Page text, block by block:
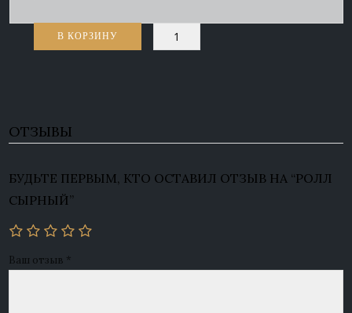
Количество
товара
Ролл
В КОРЗИНУ
ОТЗЫВЫ
БУДЬТЕ ПЕРВЫМ, КТО ОСТАВИЛ ОТЗЫВ НА “РОЛЛ
СЫРНЫЙ”
Ваш отзыв *